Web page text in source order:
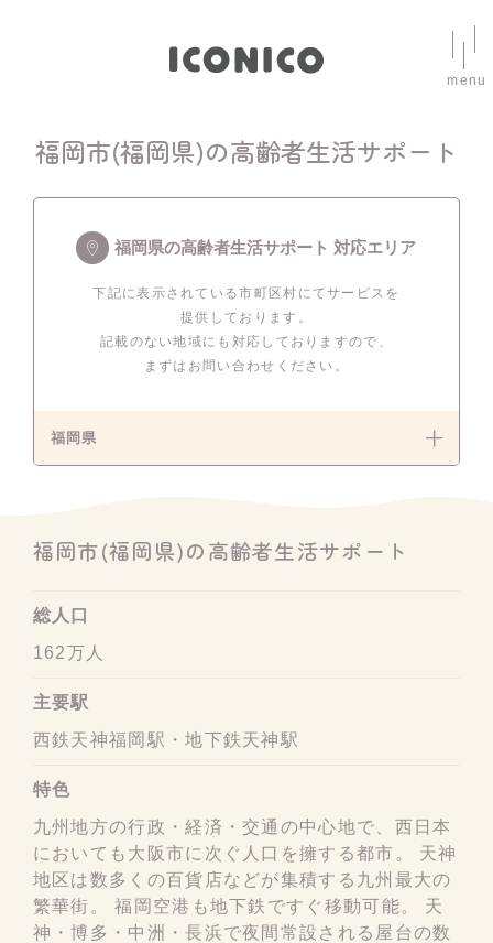
menu
福岡市(福岡県)の高齢者生活サポート
福岡県の高齢者生活サポート 対応エリア
下記に表示されている市町区村にてサービスを
提供しております。
記載のない地域にも対応しておりますので、
まずはお問い合わせください。
福岡県
福岡市(福岡県)の高齢者生活サポート
総人口
162万人
主要駅
西鉄天神福岡駅・地下鉄天神駅
特色
九州地方の行政・経済・交通の中心地で、西日本
においても大阪市に次ぐ人口を擁する都市。 天神
地区は数多くの百貨店などが集積する九州最大の
繁華街。 福岡空港も地下鉄ですぐ移動可能。 天
神・博多・中洲・長浜で夜間常設される屋台の数